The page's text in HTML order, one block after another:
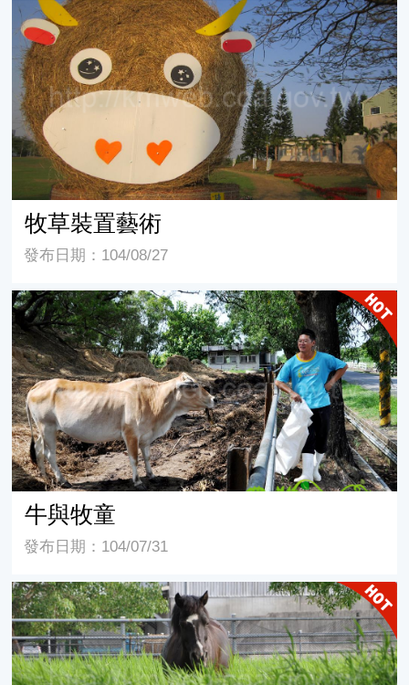
牧草裝置藝術
牧草裝置藝術
發布日期：104/08/27
牛與牧童
牛與牧童
發布日期：104/07/31
風吹草低見牛羊-迷你馬篇